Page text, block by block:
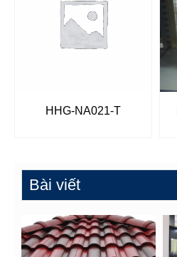
HHG-NA021-T
Bài viết